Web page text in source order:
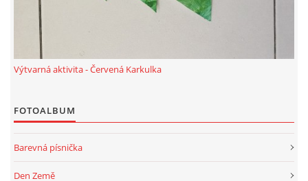
PÍSNĚ K TÉMATU JARO
BÁSNĚ K TÉMATU JARO
POHYBOVÉ AKTIVITY NA TÉMA JARO
Výtvarná aktivita - Červená Karkulka
FOTOALBUM
Barevná písnička
Den Země